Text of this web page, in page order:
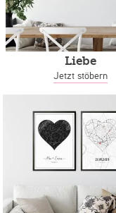
Liebe
Jetzt stöbern